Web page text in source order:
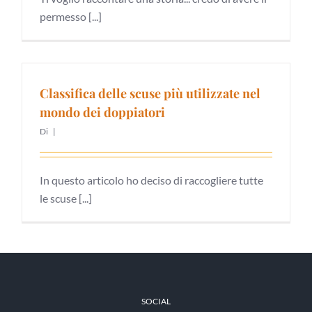
permesso [...]
Classifica delle scuse più utilizzate nel
mondo dei doppiatori
Di |
In questo articolo ho deciso di raccogliere tutte
le scuse [...]
SOCIAL